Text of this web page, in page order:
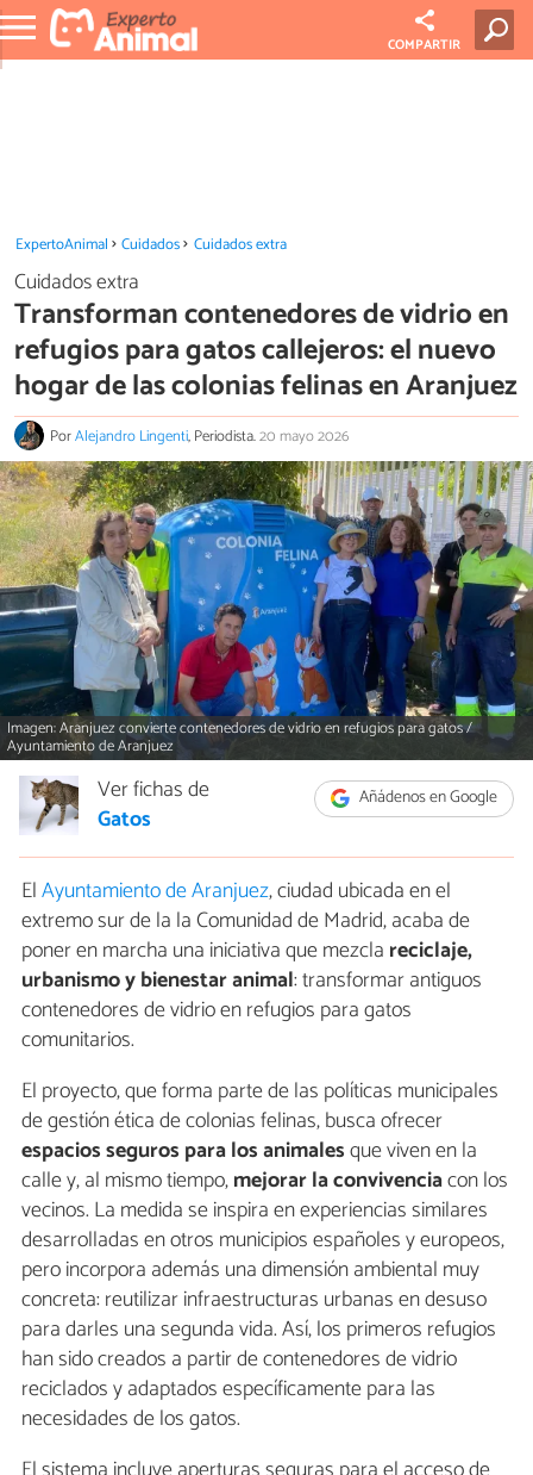
COMPARTIR
ExpertoAnimal Cuidados Cuidados extra
Cuidados extra
Transforman contenedores de vidrio en
refugios para gatos callejeros: el nuevo
hogar de las colonias felinas en Aranjuez
PorAlejandro Lingenti, Periodista.20 mayo 2026
Imagen: Aranjuez convierte contenedores de vidrio en refugios para gatos /
Ayuntamiento de Aranjuez
Añádenos en Google
Ver fichas de
Gatos
ElAyuntamiento de Aranjuez, ciudad ubicada en el
extremo sur de la la Comunidad de Madrid, acaba de
poner en marcha una iniciativa que mezcla reciclaje,
urbanismo y bienestar animal: transformar antiguos
contenedores de vidrio en refugios para gatos
comunitarios.
El proyecto, que forma parte de las políticas municipales
de gestión ética de colonias felinas, busca ofrecer
espacios seguros para los animalesque viven en la
calle y, al mismo tiempo,mejorar la convivenciacon los
vecinos. La medida se inspira en experiencias similares
desarrolladas en otros municipios españoles y europeos,
pero incorpora además una dimensión ambiental muy
concreta: reutilizar infraestructuras urbanas en desuso
para darles una segunda vida. Así, los primeros refugios
han sido creados a partir de contenedores de vidrio
reciclados y adaptados específicamente para las
necesidades de los gatos.